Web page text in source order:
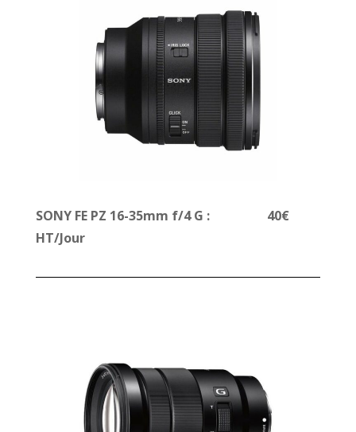
SONY FE PZ 16-35mm f/4 G : 40€
HT/Jour